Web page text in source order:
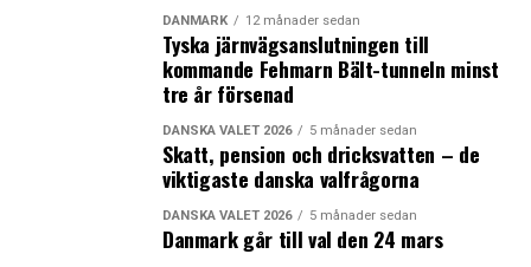
DANMARK 12 månader sedan
Tyska järnvägsanslutningen till
kommande Fehmarn Bält-tunneln minst
tre år försenad
DANSKA VALET 2026 5 månader sedan
Skatt, pension och dricksvatten – de
viktigaste danska valfrågorna
DANSKA VALET 2026 5 månader sedan
Danmark går till val den 24 mars